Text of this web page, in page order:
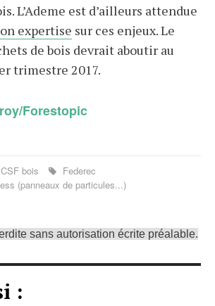
L’Ademe est d’ailleurs attendue
expertise sur ces enjeux. Le
de bois devrait aboutir au
trimestre 2017.
Forestopic
CSF bois
Federec
(panneaux de particules...)
sans autorisation écrite préalable.
: